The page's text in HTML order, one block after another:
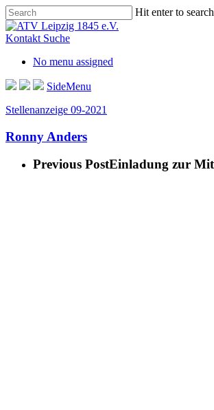
Skip
to
main
Hit enter to
Close
Search
Kontakt Suche
No menu assigned
SideMenu
Stellenanzeige 09-2021
Ronny Anders
Previous PostEinladung zur